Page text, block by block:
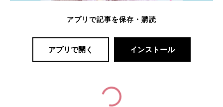
アプリで記事を保存・購読
アプリで開く インストール